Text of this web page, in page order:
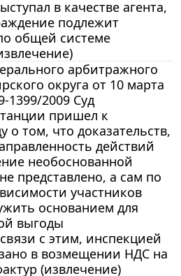
в качестве агента,
подлежит
общей системе
арбитражного
округа от 10 марта
1399/2009 Суд
пришел к
о том, что доказательств,
действий
необоснованной
представлено, а сам по
участников
основанием для
выгоды
с этим, инспекцией
в возмещении НДС на
(извлечение)